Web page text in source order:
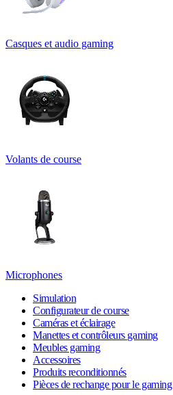
Casques et audio gaming
Volants de course
Microphones
Simulation
Configurateur de course
Caméras et éclairage
Manettes et contrôleurs gaming
Meubles gaming
Accessoires
Produits reconditionnés
Pièces de rechange pour le gaming